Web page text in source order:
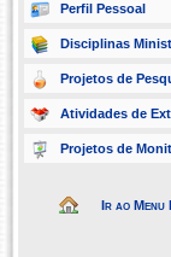
Perfil Pessoal
Disciplinas
Projetos de
Atividades de
Projetos de
Ir ao Menu